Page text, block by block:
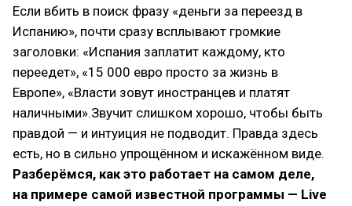
Если вбить в поиск фразу «деньги за переезд в
Испанию», почти сразу всплывают громкие
заголовки: «Испания заплатит каждому, кто
переедет», «15 000 евро просто за жизнь в
Европе», «Власти зовут иностранцев и платят
наличными».Звучит слишком хорошо, чтобы быть
правдой — и интуиция не подводит. Правда здесь
есть, но в сильно упрощённом и искажённом виде.
Разберёмся, как это работает на самом деле,
на примере самой известной программы — Live